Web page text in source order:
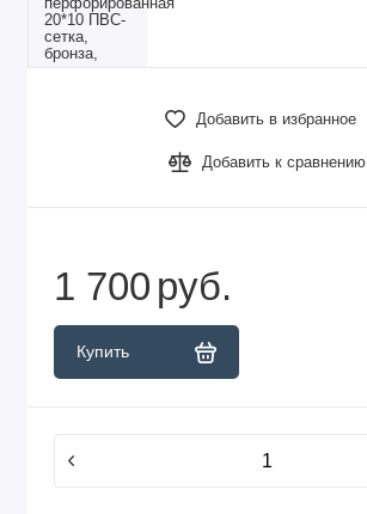
Добавить в избранное
Добавить к сравнению
1 700 руб.
Купить